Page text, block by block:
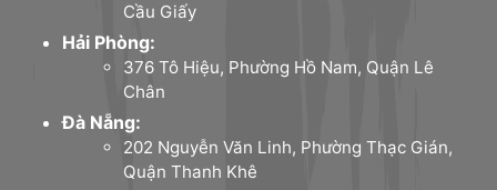
Cầu Giấy
Hải Phòng:
376 Tô Hiệu, Phường Hồ Nam, Quận Lê
Chân
Đà Nẵng:
202 Nguyễn Văn Linh, Phường Thạc Gián,
Quận Thanh Khê